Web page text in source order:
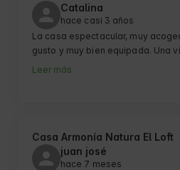
Catalina
hace casi 3 años
La casa espectacular, muy
gusto y muy bien equipada. Una
cómoda. Entorno tranquilo en
Leer más
Casa Armonía Natura El Loft
juan josé
hace 7 meses